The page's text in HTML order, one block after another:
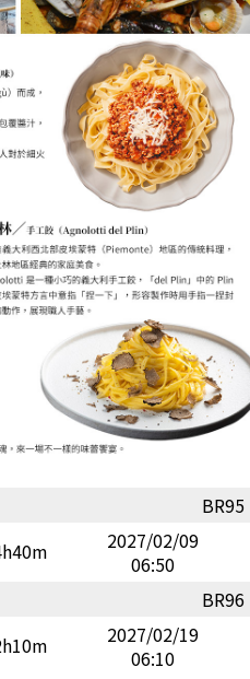
BR95
2027/02/09
06:50
BR96
2027/02/19
06:10